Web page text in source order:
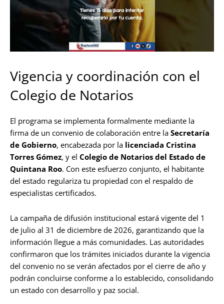
Vigencia y coordinación con el
Colegio de Notarios
El programa se implementa formalmente mediante la
firma de un convenio de colaboración entre la Secretaría
de Gobierno, encabezada por la licenciada Cristina
Torres Gómez, y el Colegio de Notarios del Estado de
Quintana Roo. Con este esfuerzo conjunto, el habitante
del estado regulariza tu propiedad con el respaldo de
especialistas certificados.
La campaña de difusión institucional estará vigente del 1
de julio al 31 de diciembre de 2026, garantizando que la
información llegue a más comunidades. Las autoridades
confirmaron que los trámites iniciados durante la vigencia
del convenio no se verán afectados por el cierre de año y
podrán concluirse conforme a lo establecido, consolidando
un estado con desarrollo y paz social.